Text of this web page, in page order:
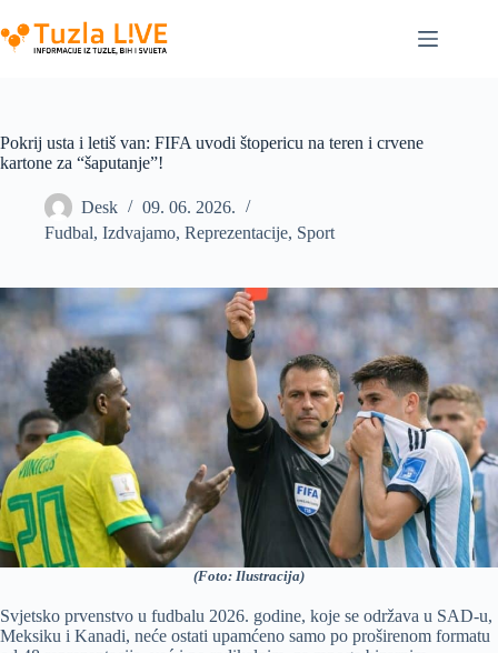
to
content
Pokrij usta i letiš van: FIFA uvodi štopericu na teren i crvene
kartone za “šaputanje”!
Desk
09. 06. 2026.
Fudbal, Izdvajamo, Reprezentacije, Sport
(Foto: Ilustracija)
Svjetsko prvenstvo u fudbalu 2026. godine, koje se održava u SAD-u,
Meksiku i Kanadi, neće ostati upamćeno samo po proširenom formatu